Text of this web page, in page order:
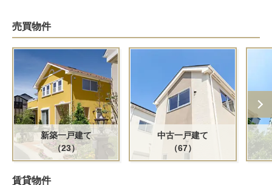
売買物件
新築一戸建て
（23）
中古一戸建て
（67）
賃貸物件